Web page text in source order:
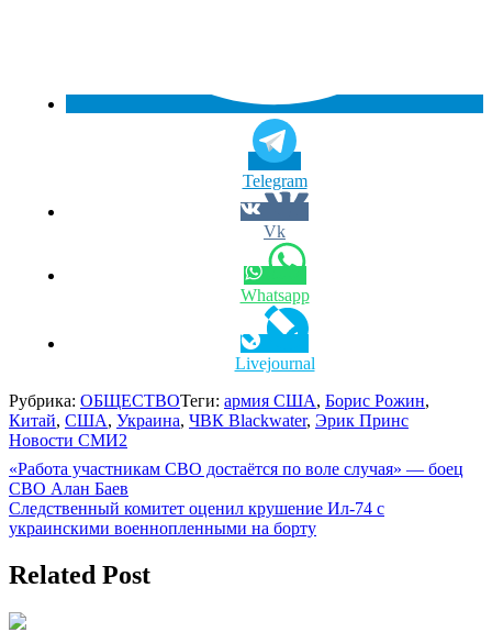
Telegram
Vk
Whatsapp
Livejournal
Рубрика: ОБЩЕСТВОТеги: армия США, Борис Рожин,
Китай, США, Украина, ЧВК Blackwater, Эрик Принс
Новости СМИ2
Навигация
по
записям
«Работа участникам СВО достаётся по воле случая» — боец
СВО Алан Баев
Следственный комитет оценил крушение Ил-74 с
украинскими военнопленными на борту
Related Post